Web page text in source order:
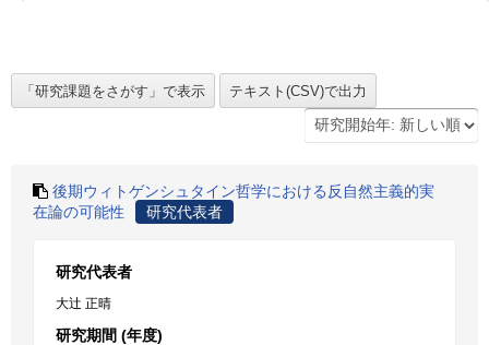
後期ウィトゲンシュタイン哲学における反自然主義的実
在論の可能性
研究代表者
研究代表者
大辻 正晴
研究期間 (年度)